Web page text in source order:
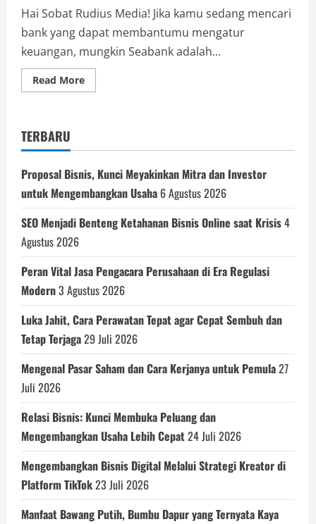
Hai Sobat Rudius Media! Jika kamu sedang mencari
bank yang dapat membantumu mengatur
keuangan, mungkin Seabank adalah...
Read MoreRead
more
Daftar
Untuk
Anda
TERBARU
Proposal Bisnis, Kunci Meyakinkan Mitra dan Investor
untuk Mengembangkan Usaha 6 Agustus 2026
SEO Menjadi Benteng Ketahanan Bisnis Online saat Krisis4
Agustus 2026
Peran Vital Jasa Pengacara Perusahaan di Era Regulasi
Modern3 Agustus 2026
Luka Jahit, Cara Perawatan Tepat agar Cepat Sembuh dan
Tetap Terjaga29 Juli 2026
Mengenal Pasar Saham dan Cara Kerjanya untuk Pemula27
Juli 2026
Relasi Bisnis: Kunci Membuka Peluang dan
Mengembangkan Usaha Lebih Cepat24 Juli 2026
Mengembangkan Bisnis Digital Melalui Strategi Kreator di
Platform TikTok23 Juli 2026
Manfaat Bawang Putih, Bumbu Dapur yang Ternyata Kaya